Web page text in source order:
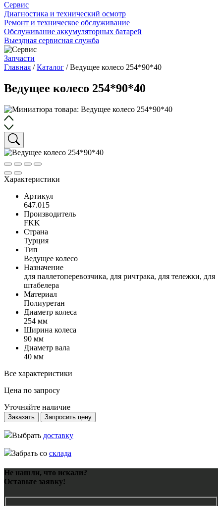
Сервис
Диагностика и технический осмотр
Ремонт и техническое обслуживание
Обслуживание аккумуляторных батарей
Выездная сервисная служба
Запчасти
Главная /Каталог /Ведущее колесо 254*90*40
Ведущее колесо 254*90*40
Характеристики
Артикул
647.015
Производитель
FKK
Страна
Турция
Тип
Ведущее колесо
Назначение
для паллетоперевозчика, для ричтрака, для тележки, для
штабелера
Материал
Полиуретан
Диаметр колеса
254 мм
Ширина колеса
90 мм
Диаметр вала
40 мм
Все характеристики
Цена по запросу
Уточняйте наличие
Заказать Запросить цену
Выбрать доставку
Забрать со склада
Не нашли, что искали?
Оставьте заявку!